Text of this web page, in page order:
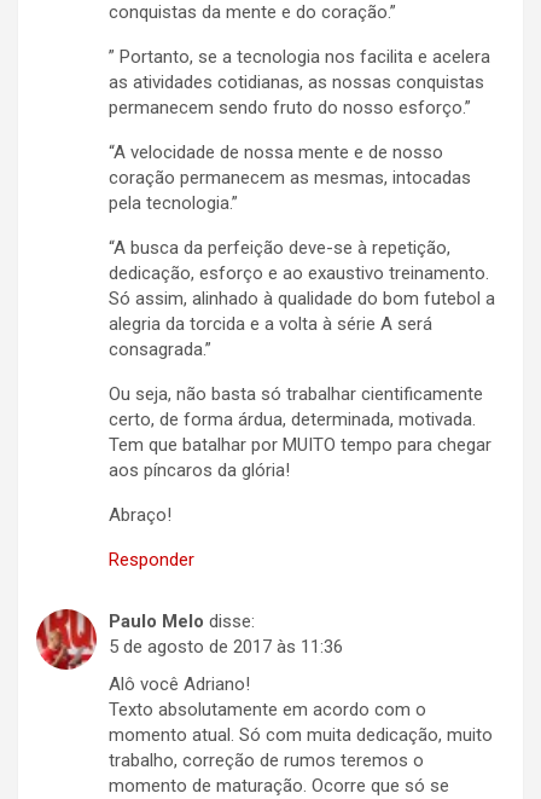
conquistas da mente e do coração.”
” Portanto, se a tecnologia nos facilita e acelera
as atividades cotidianas, as nossas conquistas
permanecem sendo fruto do nosso esforço.”
“A velocidade de nossa mente e de nosso
coração permanecem as mesmas, intocadas
pela tecnologia.”
“A busca da perfeição deve-se à repetição,
dedicação, esforço e ao exaustivo treinamento.
Só assim, alinhado à qualidade do bom futebol a
alegria da torcida e a volta à série A será
consagrada.”
Ou seja, não basta só trabalhar cientificamente
certo, de forma árdua, determinada, motivada.
Tem que batalhar por MUITO tempo para chegar
aos píncaros da glória!
Abraço!
Responder
Paulo Melo disse:
5 de agosto de 2017 às 11:36
Alô você Adriano!
Texto absolutamente em acordo com o
momento atual. Só com muita dedicação, muito
trabalho, correção de rumos teremos o
momento de maturação. Ocorre que só se